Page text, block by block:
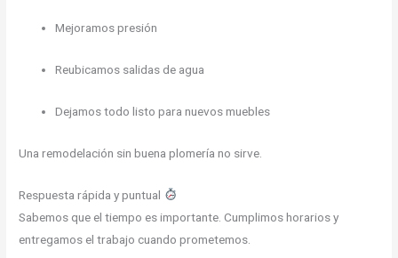
Mejoramos presión
Reubicamos salidas de agua
Dejamos todo listo para nuevos muebles
Una remodelación sin buena plomería no sirve.
Respuesta rápida y puntual
Sabemos que el tiempo es importante. Cumplimos horarios y
entregamos el trabajo cuando prometemos.